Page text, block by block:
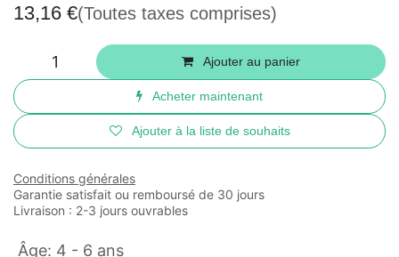
13,16€(Toutes taxes comprises)
Ajouter au panier
Acheter maintenant
Ajouter à la liste de souhaits
Conditions générales
Garantie satisfait ou remboursé de 30 jours
Livraison : 2-3 jours ouvrables
Âge: 4 - 6 ans